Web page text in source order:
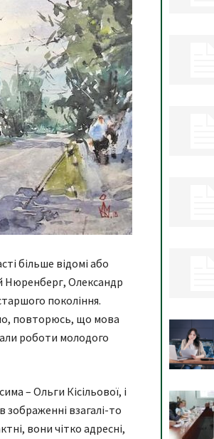
більше відомі або
Нюренберг, Олександр
покоління.
повторюсь, що мова
роботи молодого
– Ольги Кісільової, і
взагалі-то
вони чітко адресні,